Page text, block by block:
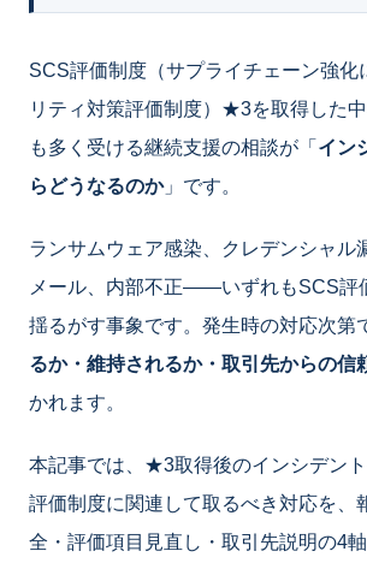
SCS評価制度（サプライチェーン強化
リティ対策評価制度）★3を取得した
も多く受ける継続支援の相談が「 イン
らどうなるのか」です。
ランサムウェア感染、クレデンシャル
メール、内部不正――いずれもSCS評
揺るがす事象です。発生時の対応次第
るか・維持されるか・取引先からの信
かれます。
本記事では、★3取得後のインシデン
評価制度に関連して取るべき対応を、
全・評価項目見直し・取引先説明の4軸